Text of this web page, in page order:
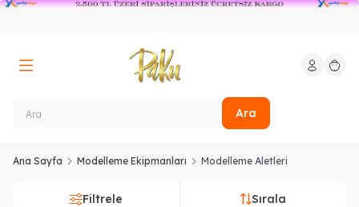
Ara
Hesabım
Ana Sayfa Modelleme Ekipmanları Modelleme Aletleri
Filtrele Sırala